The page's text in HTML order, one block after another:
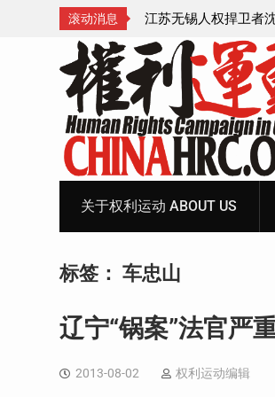
滚动消息
日被广益派出所警
带走后音信全无
武汉公民张毅于2026
家罪”执行逮捕 目前羁
关于权利运动 ABOUT US
标签： 车忠山
辽宁“锅案”法官严
2013-08-02 权利运动编辑